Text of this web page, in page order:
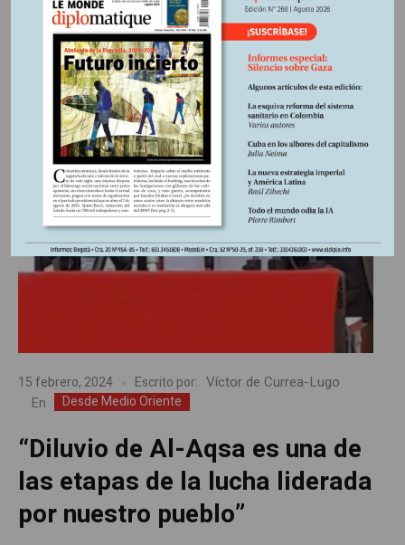
ENTRADA
15 febrero, 2024 Escrito por: Víctor de Currea-Lugo
En Desde Medio Oriente
“Diluvio de Al-Aqsa es una de
las etapas de la lucha liderada
por nuestro pueblo”